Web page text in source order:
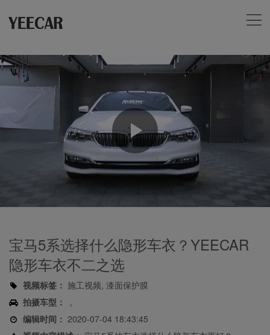
Play
Video
宝马5系选择什么隐形车衣？YEECAR
隐形车衣不二之选
视频标签： 施工视频, 漆面保护膜
拍摄车型：
,
编辑时间： 2020-07-04 18:43:45